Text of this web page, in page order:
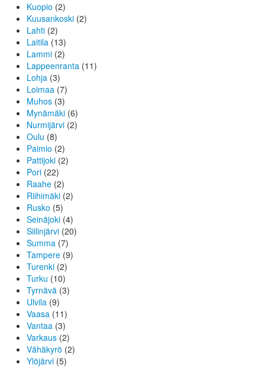
Kuopio (2)
Kuusankoski (2)
Lahti (2)
Laitila (13)
Lammi (2)
Lappeenranta (11)
Lohja (3)
Loimaa (7)
Muhos (3)
Mynämäki (6)
Nurmijärvi (2)
Oulu (8)
Paimio (2)
Pattijoki (2)
Pori (22)
Raahe (2)
Riihimäki (2)
Rusko (5)
Seinäjoki (4)
Siilinjärvi (20)
Summa (7)
Tampere (9)
Turenki (2)
Turku (10)
Tyrnävä (3)
Ulvila (9)
Vaasa (11)
Vantaa (3)
Varkaus (2)
Vähäkyrö (2)
Ylöjärvi (5)